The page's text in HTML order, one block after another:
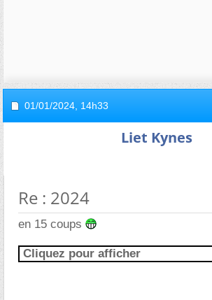
01/01/2024, 14h33
Liet Kynes
Re : 2024
en 15 coups
Cliquez pour afficher